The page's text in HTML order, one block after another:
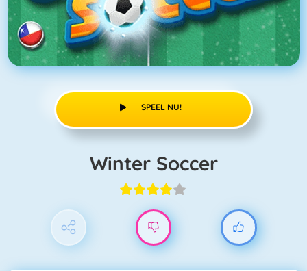
SPEEL NU!
Winter Soccer